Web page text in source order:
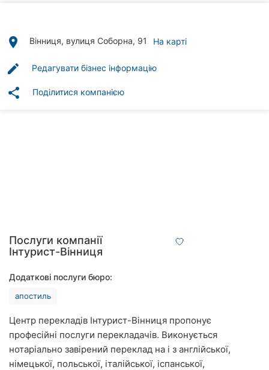
рубрики
Хмельницький
Рівне
Кропивницький
Київ
place Вінниця, вулиця Соборна, 91 На карті
edit Редагувати бізнес інформацію
share Поділитися компанією
Послуги компанії
Інтурист-Вінниця
Додаткові послуги бюро:
апостиль
Центр перекладів Інтурист-Вінниця пропонує
професійні послуги перекладачів. Виконується
нотаріально завірений переклад на і з англійської,
німецької, польської, італійської, іспанської,